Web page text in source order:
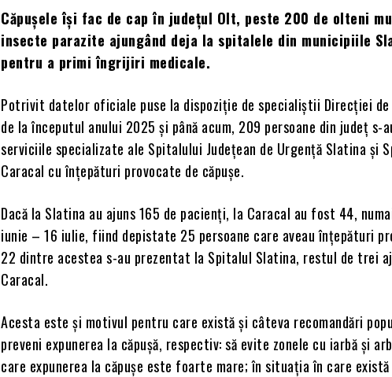
Căpușele își fac de cap în județul Olt, peste 200 de olteni
insecte parazite ajungând deja la spitalele din municipiile
pentru a primi îngrijiri medicale.
Potrivit datelor oficiale puse la dispoziție de specialiștii Direcției de
de la începutul anului 2025 și până acum, 209 persoane din județ s-
serviciile specializate ale Spitalului Județean de Urgență Slatina și
Caracal cu înțepături provocate de căpușe.
Dacă la Slatina au ajuns 165 de pacienți, la Caracal au fost 44,
iunie – 16 iulie, fiind depistate 25 persoane care aveau înțepături
22 dintre acestea s-au prezentat la Spitalul Slatina, restul de trei
Caracal.
Acesta este și motivul pentru care există și câteva recomandări
preveni expunerea la căpușă, respectiv: să evite zonele cu iarbă și
care expunerea la căpușe este foarte mare; în situația în care